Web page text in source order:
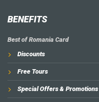
BENEFITS
Best of Romania Card
Discounts
Free Tours
Special Offers & Promotions